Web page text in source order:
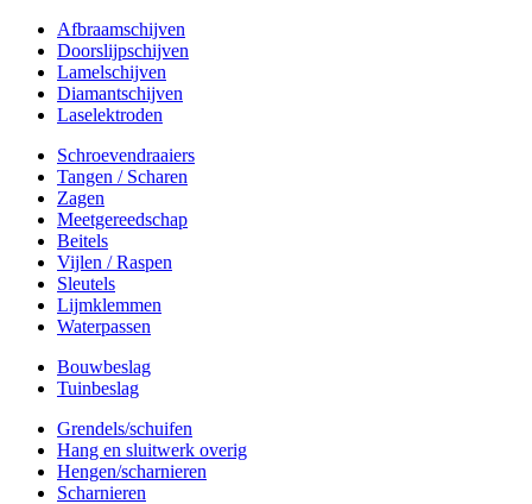
Afbraamschijven
Doorslijpschijven
Lamelschijven
Diamantschijven
Laselektroden
Schroevendraaiers
Tangen / Scharen
Zagen
Meetgereedschap
Beitels
Vijlen / Raspen
Sleutels
Lijmklemmen
Waterpassen
Bouwbeslag
Tuinbeslag
Grendels/schuifen
Hang en sluitwerk overig
Hengen/scharnieren
Scharnieren